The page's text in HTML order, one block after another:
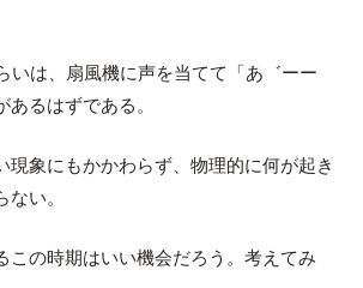
いは、扇風機に声を当てて「あ゛ーー
るはずである。
現象にもかかわらず、物理的に何が起き
い。
この時期はいい機会だろう。考えてみ